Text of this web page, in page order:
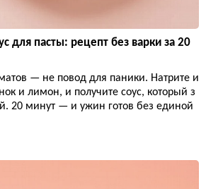
для пасты: рецепт без варки за 20
— не повод для паники. Натрите и
и лимон, и получите соус, который з
20 минут — и ужин готов без единой